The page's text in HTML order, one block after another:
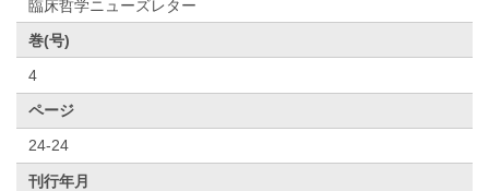
臨床哲学ニューズレター
巻(号)
4
ページ
24-24
刊行年月